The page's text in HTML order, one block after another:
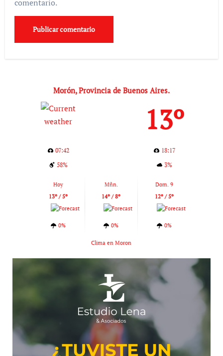
comentario.
Morón, Provincia de Buenos Aires.
13º
07:42
18:17
58%
3%
Hoy
13º / 5º
0%
Mñn.
14º / 8º
0%
Dom. 9
12º / 5º
0%
Clima en Moron